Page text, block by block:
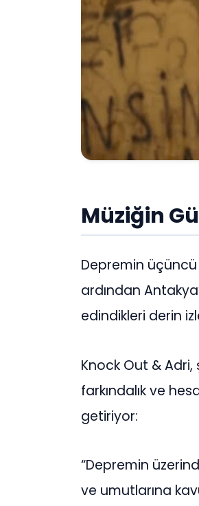
Müziğin
Depremin
ardından
edindikleri derin
Knock Out & Adri,
farkındalık ve
getiriyor:
“Depremin
ve umutlarına